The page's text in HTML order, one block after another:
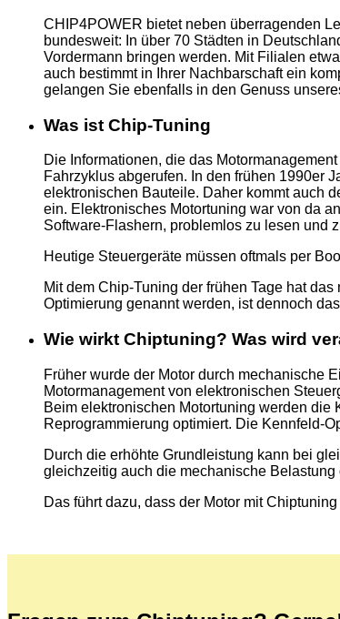
CHIP4POWER bietet neben überragenden
bundesweit: In über 70 Städten in
Vordermann bringen werden. Mit Filialen
auch bestimmt in Ihrer Nachbarschaft ein
gelangen Sie ebenfalls in den Genuss
Was ist Chip-Tuning
Die Informationen, die das
Fahrzyklus abgerufen. In den frühen 1990er
elektronischen Bauteile. Daher kommt auch
ein. Elektronisches Motortuning war von da
Software-Flashern, problemlos zu lesen und
Heutige Steuergeräte müssen oftmals per
Mit dem Chip-Tuning der frühen Tage hat
Optimierung genannt werden, ist dennoch
Wie wirkt Chiptuning? Was wird
Früher wurde der Motor durch mechanische
Motormanagement von elektronischen
Beim elektronischen Motortuning werden
Reprogrammierung optimiert. Die Kennfeld-
Durch die erhöhte Grundleistung kann bei
gleichzeitig auch die mechanische
Das führt dazu, dass der Motor mit